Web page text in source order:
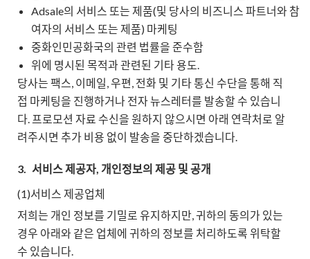
Adsale의 서비스 또는 제품(및 당사의 비즈니스 파트너와 참
여자의 서비스 또는 제품) 마케팅
중화인민공화국의 관련 법률을 준수함
위에 명시된 목적과 관련된 기타 용도.
당사는 팩스, 이메일, 우편, 전화 및 기타 통신 수단을 통해 직
접 마케팅을 진행하거나 전자 뉴스레터를 발송할 수 있습니
다. 프로모션 자료 수신을 원하지 않으시면 아래 연락처로 알
려주시면 추가 비용 없이 발송을 중단하겠습니다.
3. 서비스 제공자, 개인정보의 제공 및 공개
(1)서비스 제공업체
저희는 개인 정보를 기밀로 유지하지만, 귀하의 동의가 있는
경우 아래와 같은 업체에 귀하의 정보를 처리하도록 위탁할
수 있습니다.